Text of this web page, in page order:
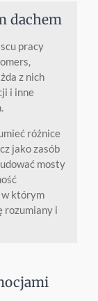
dachem
pracy
z nich
i inne
różnice
jako zasób
mosty
w którym
rozumiany i